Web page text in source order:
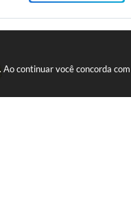
continuar você concorda